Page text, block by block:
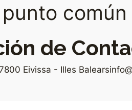
de
Eivissa - Illes Balears